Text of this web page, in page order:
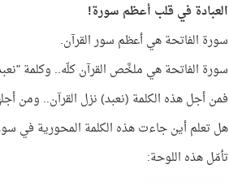
العبادة في قلب أعظم سورة!
سورة الفاتحة هي أعظم سور القرآن.
سورة الفاتحة هي ملخَّص القرآن كلّه.. وكلمة
فمن أجل هذه الكلمة (نعبد) نزل القرآن.. ومن
هل تعلم أين جاءت هذه الكلمة المحورية في
تأمّل هذه اللوحة: